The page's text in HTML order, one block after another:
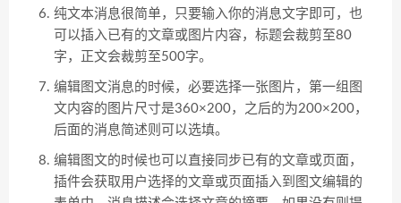
纯文本消息很简单，只要输入你的消息文字即可，也
可以插入已有的文章或图片内容，标题会裁剪至80
字，正文会裁剪至500字。
编辑图文消息的时候，必要选择一张图片，第一组图
文内容的图片尺寸是360×200，之后的为200×200，
后面的消息简述则可以选填。
编辑图文的时候也可以直接同步已有的文章或页面，
插件会获取用户选择的文章或页面插入到图文编辑的